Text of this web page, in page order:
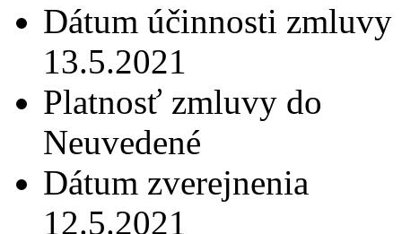
Dátum účinnosti zmluvy
13.5.2021
Platnosť zmluvy do
Neuvedené
Dátum zverejnenia
12.5.2021